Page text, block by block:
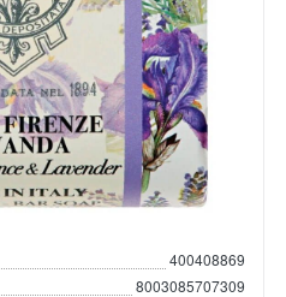
400408869
8003085707309